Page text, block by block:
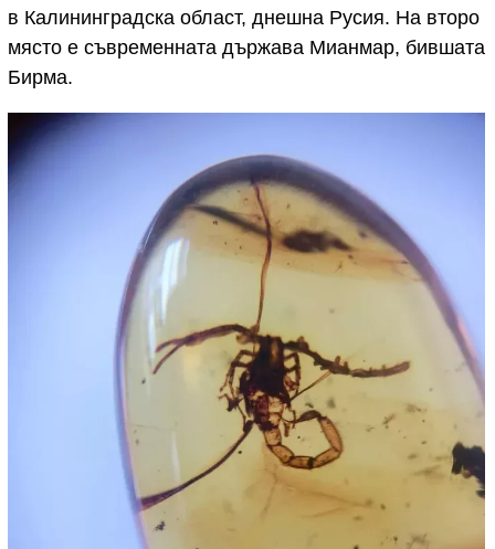
в Калининградска област, днешна Русия. На второ
място е съвременната държава Мианмар, бившата
Бирма.